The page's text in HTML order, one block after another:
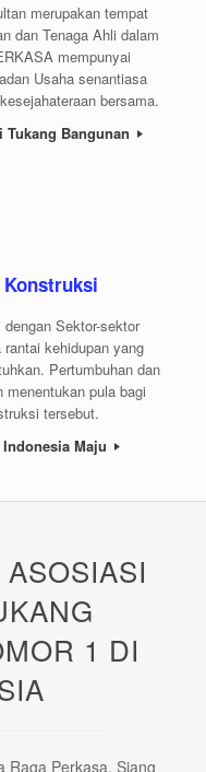
merupakan tempat
dan Tenaga Ahli dalam
mempunyai
Usaha senantiasa
bersama.
Bangunan
Sektor-sektor
kehidupan yang
Pertumbuhan dan
menentukan pula bagi
tersebut.
Maju
1 DI
Raga Perkasa, Siang